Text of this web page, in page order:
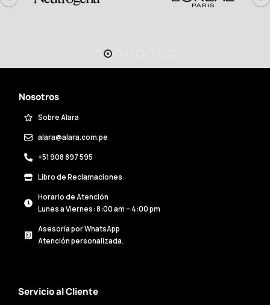
Nosotros
Sobre Alara
alara@alara.com.pe
+51 908 897 595
Libro de Reclamaciones
Horario de Atención
Lunes a Viernes: 8:00 am – 4:00 pm
Asesoría por WhatsApp
Atención personalizada.
Servicio al Cliente